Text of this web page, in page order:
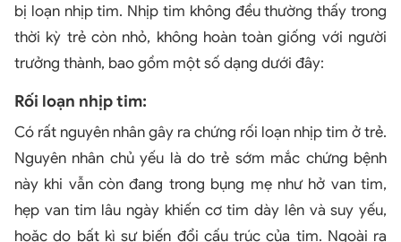
bị loạn nhịp tim. Nhịp tim không đều thường thấy trong
thời kỳ trẻ còn nhỏ, không hoàn toàn giống với người
trưởng thành, bao gồm một số dạng dưới đây:
Rối loạn nhịp tim:
Có rất nguyên nhân gây ra chứng rối loạn nhịp tim ở trẻ.
Nguyên nhân chủ yếu là do trẻ sớm mắc chứng bệnh
này khi vẫn còn đang trong bụng mẹ như hở van tim,
hẹp van tim lâu ngày khiến cơ tim dày lên và suy yếu,
hoặc do bất kì sự biến đổi cấu trúc của tim. Ngoài ra